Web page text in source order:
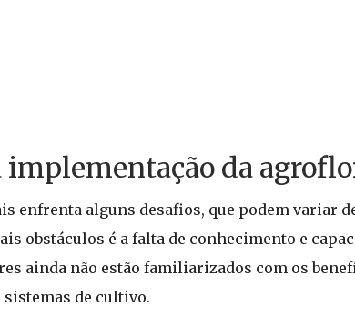
implementação da
enfrenta alguns desafios, que podem variar
obstáculos é a falta de conhecimento e
ainda não estão familiarizados com os
de cultivo.